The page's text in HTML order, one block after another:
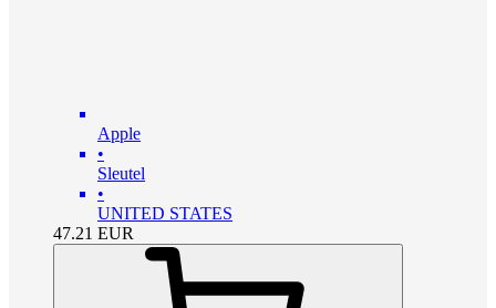
Apple
•
Sleutel
•
UNITED STATES
47.21 EUR